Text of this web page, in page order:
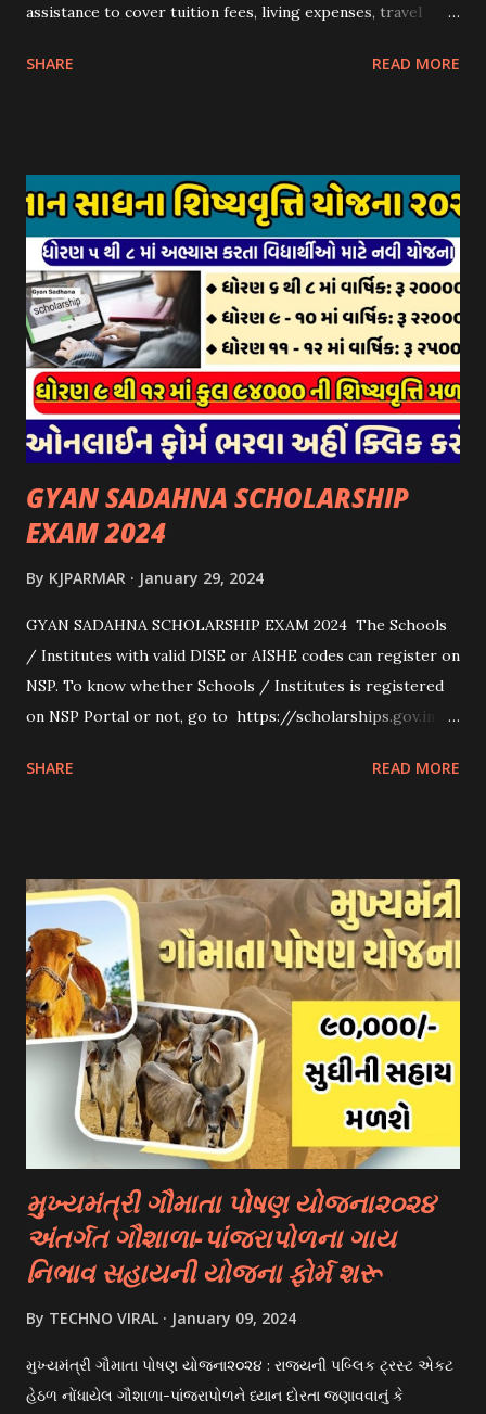
assistance to cover tuition fees, living expenses, travel
scholarship schemes that students can explore: 1.
Scholarships (United Kingdom) - Erasmus+ Program
(European Union) 2. University Scholarships: Most
universities have their own scholarship programs for
international students. These scholarships are often based
on academic merit, talent, or specific criteria set by the
university. 3. Private Scholarships: Various private
organizations, foundations, and corporations offer
scholarships to students for studying abroad. These
scholarships can be based on different criter...
SHARE READ MORE
GYAN SADAHNA SCHOLARSHIP
EXAM 2024
By KJPARMAR January 29, 2024
GYAN SADAHNA SCHOLARSHIP EXAM 2024 The Schools
/ Institutes with valid DISE or AISHE codes can register on
NSP. To know whether Schools / Institutes is registered
on NSP Portal or not, go to https://scholarships.gov.in
the Top Right Corner of the screen. 👉To Check Eligibility
down Options Enter The Details Such As Domicile
State/ut, Course Level, Religion, Caste/community
Category, Gender, Parent Annual Income, Whether Disabled
And Captcha Code Click “check Eligibility” Option 👉
Documents Required :- Aadhar Card Bank Account
Passbook. Caste Certificate If You Belong To A Special
Category. Income Certificate As Per Your Scholarship
Type. Mobile Number Passport Size Photograph Previous
Year Education Qualification Certificate. Self-declaration
Certificate....
SHARE READ MORE
મુખ્યમંત્રી ગૌમાતા પોષણ યોજના૨૦૨૪
અંતર્ગત ગૌશાળા-પાંજરાપોળના ગાય
નિભાવ સહાયની યોજના ફોર્મ શરૂ
By TECHNO VIRAL January 09, 2024
મુખ્યમંત્રી ગૌમાતા પોષણ યોજના૨૦૨૪ : રાજયની પબ્લિક ટ્રસ્ટ એકટ
હેઠળ નોંધાયેલ ગૌશાળા-પાંજરાપોળને ધ્યાન દોરતા જણાવવાનું કે